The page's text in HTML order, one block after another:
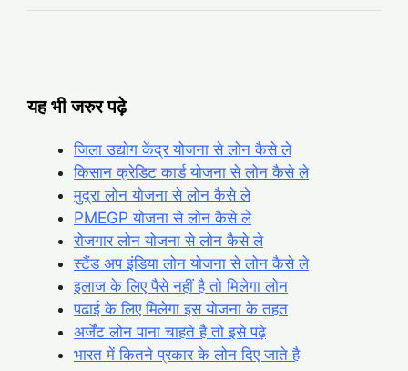
यह भी जरुर पढ़े
जिला उद्योग केंद्र योजना से लोन कैसे ले
किसान क्रेडिट कार्ड योजना से लोन कैसे ले
मुद्रा लोन योजना से लोन कैसे ले
PMEGP योजना से लोन कैसे ले
रोजगार लोन योजना से लोन कैसे ले
स्टैंड अप इंडिया लोन योजना से लोन कैसे ले
इलाज के लिए पैसे नहीं है तो मिलेगा लोन
पढाई के लिए मिलेगा इस योजना के तहत
अर्जेंट लोन पाना चाहते है तो इसे पढ़े
भारत में कितने प्रकार के लोन दिए जाते है